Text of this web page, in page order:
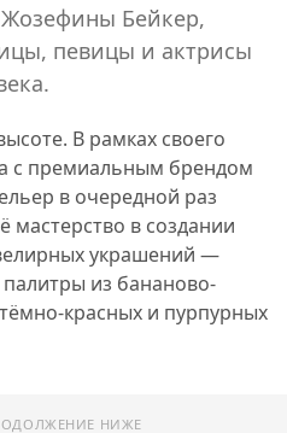
Бейкер,
певицы и актрисы
В рамках своего
с премиальным брендом
в очередной раз
мастерство в создании
украшений —
из бананово-
красных и пурпурных
НИЖЕ